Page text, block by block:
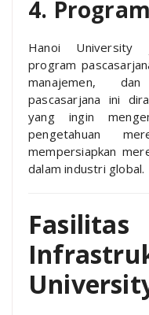
4.
Hanoi University
program
manajemen,
pascasarjana ini
yang ingin
pengetahuan
mempersiapkan
dalam industri global.